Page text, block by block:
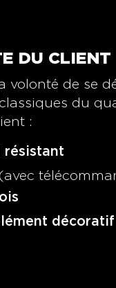
DU CLIENT
volonté de se
du
:
résistant
décoratif